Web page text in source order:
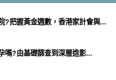
?把握黃金週數，香港家計會與...
嗎?由基礎篩查到深層造影...